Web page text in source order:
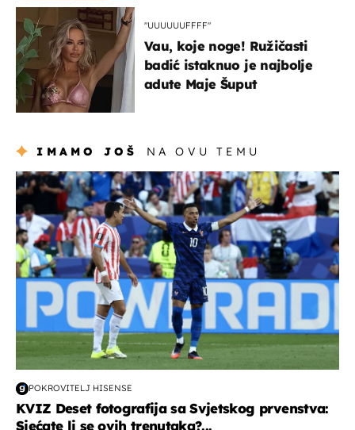
"UUUUUUFFFF"
Vau, koje noge! Ružičasti
badić istaknuo je najbolje
adute Maje Šuput
IMAMO JOŠ NA OVU TEMU
svjetsko prvenstvo 2026
POKROVITELJ HISENSE
KVIZ Deset fotografija sa Svjetskog prvenstva:
Sjećate li se ovih trenutaka?...